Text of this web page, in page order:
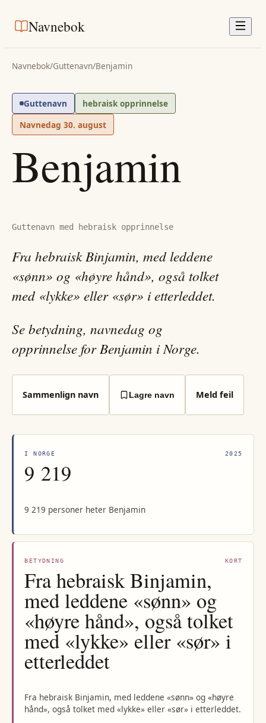
Navnebok
Navnebok/Guttenavn/Benjamin
Guttenavn
hebraisk opprinnelse
Navnedag 30. august
Benjamin
Guttenavn med hebraisk opprinnelse
Fra hebraisk Binjamin, med leddene
«sønn» og «høyre hånd», også tolket
med «lykke» eller «sør» i etterleddet.
Se betydning, navnedag og
opprinnelse for Benjamin i Norge.
Sammenlign navn Lagre navn Meld feil
I NORGE 2025
9 219
9 219 personer heter Benjamin
BETYDNING KORT
Fra hebraisk Binjamin,
med leddene «sønn» og
«høyre hånd», også tolket
med «lykke» eller «sør» i
etterleddet
Fra hebraisk Binjamin, med leddene «sønn» og «høyre
hånd», også tolket med «lykke» eller «sør» i etterleddet.